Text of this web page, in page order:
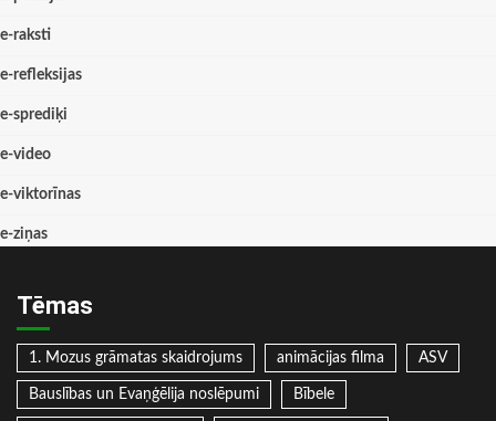
e-raksti
e-refleksijas
e-sprediķi
e-video
e-viktorīnas
e-ziņas
Tēmas
1. Mozus grāmatas skaidrojums animācijas filma ASV
Bauslības un Evaņģēlija noslēpumi Bībele